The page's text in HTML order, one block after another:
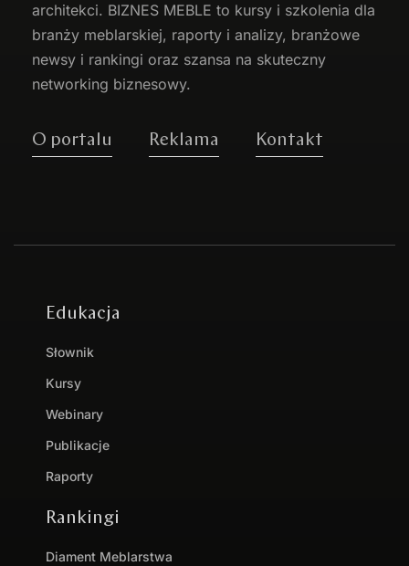
architekci. BIZNES MEBLE to kursy i szkolenia dla
branży meblarskiej, raporty i analizy, branżowe
newsy i rankingi oraz szansa na skuteczny
networking biznesowy.
O portalu Reklama Kontakt
Edukacja
Słownik
Kursy
Webinary
Publikacje
Raporty
Rankingi
Diament Meblarstwa